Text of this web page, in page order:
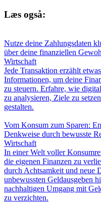
Læs også:
Nutze deine Zahlungsdaten
über deine finanziellen
Wirtschaft
Jede Transaktion erzählt
Informationen, um deine
zu steuern. Erfahre, wie
zu analysieren, Ziele zu
gestalten.
Vom Konsum zum Sparen:
Denkweise durch bewusste
Wirtschaft
In einer Welt voller
die eigenen Finanzen zu
durch Achtsamkeit und neue
unbewussten Geldausgeben
nachhaltigen Umgang mit
zu verzichten.